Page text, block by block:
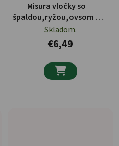
Misura vločky so
špaldou,ryžou,ovsom a
čokoládou 300g
Skladom.
€6,49
